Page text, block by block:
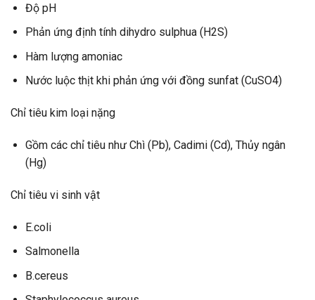
Độ pH
Phản ứng định tính dihydro sulphua (H2S)
Hàm lượng amoniac
Nước luộc thịt khi phản ứng với đồng sunfat (CuSO4)
Chỉ tiêu kim loại nặng
Gồm các chỉ tiêu như Chì (Pb), Cadimi (Cd), Thủy ngân
(Hg)
Chỉ tiêu vi sinh vật
E.coli
Salmonella
B.cereus